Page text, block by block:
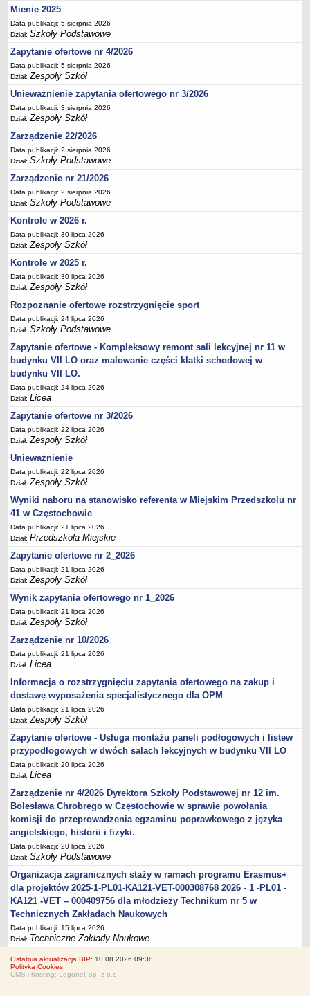
Zarządzenia
Kontrole
Rejestry, ewidencje, archiwa
Sprawozdania
Deklaracja dostępności
PORADNIE PSYCHOLOGICZNO-PEDAGOGICZNE
Zespół Poradni
BIURO FINANSÓW OŚWIATY
Dane podstawowe
Statut
Majątek
Godziny dyżurów
Ogłoszenia
Rejestry, ewidencje, archiwa
Kontrole
PONOWNE WYKORZYSTYWANIE
Sprawozdania
Deklaracja dostępności
DEKLARACJA DOSTĘPNOŚCI
OŚWIADCZENIA MAJĄTKOWE
PONOWNE WYKORZYSTYWANIE
UDOSTĘPNIANIE INFORMACJI PUBLICZNEJ
OCHRONA DANYCH OSOBOWYCH
Mienie 2025
Data publikacji: 5 sierpnia 2026
Dział:Szkoły Podstawowe
Zapytanie ofertowe nr 4/2026
Data publikacji: 5 sierpnia 2026
Dział:Zespoły Szkół
Unieważnienie zapytania ofertowego nr 3/2026
Data publikacji: 3 sierpnia 2026
Dział:Zespoły Szkół
Zarządzenie 22/2026
Data publikacji: 2 sierpnia 2026
Dział:Szkoły Podstawowe
Zarządzenie nr 21/2026
Data publikacji: 2 sierpnia 2026
Dział:Szkoły Podstawowe
Kontrole w 2026 r.
Data publikacji: 30 lipca 2026
Dział:Zespoły Szkół
Kontrole w 2025 r.
Data publikacji: 30 lipca 2026
Dział:Zespoły Szkół
Rozpoznanie ofertowe rozstrzygnięcie sport
Data publikacji: 24 lipca 2026
Dział:Szkoły Podstawowe
Zapytanie ofertowe - Kompleksowy remont sali lekcyjnej nr 11 w
budynku VII LO oraz malowanie części klatki schodowej w
budynku VII LO.
Data publikacji: 24 lipca 2026
Dział:Licea
Zapytanie ofertowe nr 3/2026
Data publikacji: 22 lipca 2026
Dział:Zespoły Szkół
Unieważnienie
Data publikacji: 22 lipca 2026
Dział:Zespoły Szkół
Wyniki naboru na stanowisko referenta w Miejskim Przedszkolu nr
41 w Częstochowie
Data publikacji: 21 lipca 2026
Dział:Przedszkola Miejskie
Zapytanie ofertowe nr 2_2026
Data publikacji: 21 lipca 2026
Dział:Zespoły Szkół
Wynik zapytania ofertowego nr 1_2026
Data publikacji: 21 lipca 2026
Dział:Zespoły Szkół
Zarządzenie nr 10/2026
Data publikacji: 21 lipca 2026
Dział:Licea
Informacja o rozstrzygnięciu zapytania ofertowego na zakup i
dostawę wyposażenia specjalistycznego dla OPM
Data publikacji: 21 lipca 2026
Dział:Zespoły Szkół
Zapytanie ofertowe - Usługa montażu paneli podłogowych i listew
przypodłogowych w dwóch salach lekcyjnych w budynku VII LO
Data publikacji: 20 lipca 2026
Dział:Licea
Zarządzenie nr 4/2026 Dyrektora Szkoły Podstawowej nr 12 im.
Bolesława Chrobrego w Częstochowie w sprawie powołania
komisji do przeprowadzenia egzaminu poprawkowego z języka
angielskiego, historii i fizyki.
Data publikacji: 20 lipca 2026
Dział:Szkoły Podstawowe
Organizacja zagranicznych staży w ramach programu Erasmus+
dla projektów 2025-1-PL01-KA121-VET-000308768 2026 - 1 -PL01 -
KA121 -VET – 000409756 dla młodzieży Technikum nr 5 w
Technicznych Zakładach Naukowych
Data publikacji: 15 lipca 2026
Dział: Techniczne Zakłady Naukowe
Ostatnia aktualizacja BIP: 10.08.2026 09:38
Polityka Cookies
CMS i hosting: Logonet Sp. z o.o.